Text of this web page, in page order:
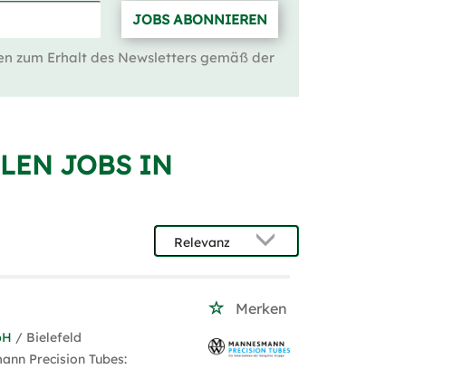
JOBS ABONNIEREN
zum Erhalt des Newsletters gemäß der
JOBS IN
Merken
/ Bielefeld
Precision Tubes: